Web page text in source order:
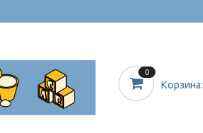
0
Корзина: